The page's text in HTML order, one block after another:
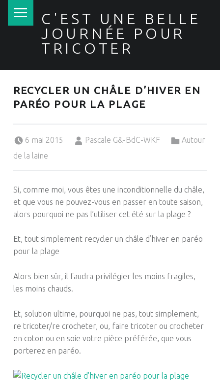
C'EST UNE BELLE
JOURNÉE POUR
TRICOTER
RECYCLER UN CHÂLE D’HIVER EN
PARÉO POUR LA PLAGE
6 mai 2015
Pascale G&-BdC-WKF
Autour
de la laine
Si, comme moi, vous êtes une inconditionnelle du châle,
et que vous ne pouvez-vous en passer en toute saison,
alors pourquoi ne pas l’utiliser cet été sur la plage ?
Et, tout simplement recycler un châle d’hiver en paréo
pour la plage
Alors bien sûr, il faudra privilégier les moins fragiles,
les moins chauds.
Et, solution ultime, pourquoi ne pas, tout simplement,
re tricoter/re crocheter, ou, faire tricoter ou crocheter
en coton ou en soie votre pièce préférée, que vous
porterez en paréo.